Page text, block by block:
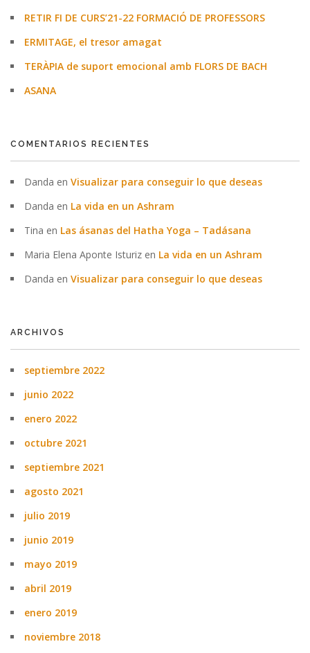
RETIR FI DE CURS’21-22 FORMACIÓ DE PROFESSORS
ERMITAGE, el tresor amagat
TERÀPIA de suport emocional amb FLORS DE BACH
ASANA
COMENTARIOS RECIENTES
Danda en Visualizar para conseguir lo que deseas
Danda en La vida en un Ashram
Tina en Las ásanas del Hatha Yoga – Tadásana
Maria Elena Aponte Isturiz en La vida en un Ashram
Danda en Visualizar para conseguir lo que deseas
ARCHIVOS
septiembre 2022
junio 2022
enero 2022
octubre 2021
septiembre 2021
agosto 2021
julio 2019
junio 2019
mayo 2019
abril 2019
enero 2019
noviembre 2018